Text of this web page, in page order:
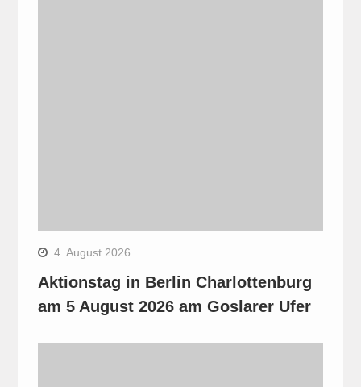
4. August 2026
Aktionstag in Berlin Charlottenburg
am 5 August 2026 am Goslarer Ufer